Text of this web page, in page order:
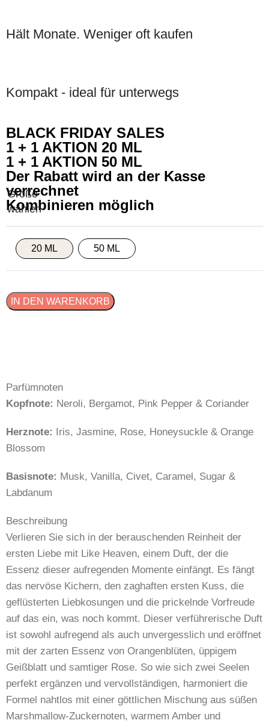
Hält Monate. Weniger oft kaufen
Kompakt - ideal für unterwegs
BLACK FRIDAY SALES
1 + 1 AKTION 20 ML
1 + 1 AKTION 50 ML
Der Rabatt wird an der Kasse
verrechnet
Kombinieren möglich
20 ML 50 ML
IN DEN WARENKORB
Parfümnoten
Kopfnote: Neroli, Bergamot, Pink Pepper & Coriander
Herznote: Iris, Jasmine, Rose, Honeysuckle & Orange
Blossom
Basisnote: Musk, Vanilla, Civet, Caramel, Sugar &
Labdanum
Beschreibung
Verlieren Sie sich in der berauschenden Reinheit der
ersten Liebe mit Like Heaven, einem Duft, der die
Essenz dieser aufregenden Momente einfängt. Es fängt
das nervöse Kichern, den zaghaften ersten Kuss, die
geflüsterten Liebkosungen und die prickelnde Vorfreude
auf das ein, was noch kommt. Dieser verführerische Duft
ist sowohl aufregend als auch unvergesslich und eröffnet
mit der zarten Essenz von Orangenblüten, üppigem
Geißblatt und samtiger Rose. So wie sich zwei Seelen
perfekt ergänzen und vervollständigen, harmoniert die
Formel nahtlos mit einer göttlichen Mischung aus süßen
Marshmallow-Zuckernoten, warmem Amber und